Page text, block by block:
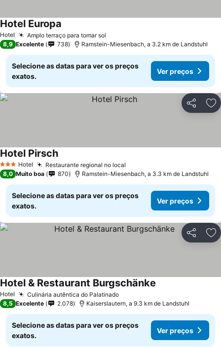
Hotel Amplo terraço para tomar sol
Hotel Europa
8,9 Excelente 738 Ramstein-Miesenbach, a 3.2 km de Landstuhl
Selecione as datas para ver os preços
exatos.
Ver preços
Partilhar
3 EstrelasHotel Restaurante regional no local
Hotel Pirsch
8,0 Muito boa 870 Ramstein-Miesenbach, a 3.3 km de Landstuhl
Selecione as datas para ver os preços
exatos.
Ver preços
Partilhar
Hotel Culinária autêntica do Palatinado
Hotel & Restaurant Burgschänke
8,5 Excelente 2.078 Kaiserslautern, a 9.3 km de Landstuhl
Selecione as datas para ver os preços
exatos.
Ver preços